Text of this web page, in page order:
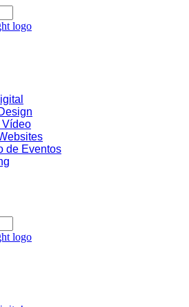
Vídeo
de Eventos
· Brand22